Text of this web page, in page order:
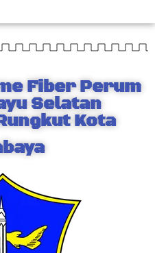
Fiber Perum
Selatan
Kota